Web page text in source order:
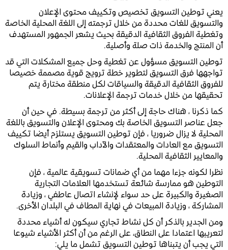
يعني توطين التسويق تخصيص وتكييف محتوى الإعلان
والتسويق للغات محددة من خلال ترجمته إلى اللغة المحلية الخاصة
وتغطية الفروق الثقافية الدقيقة بحيث يشعر الجمهور المستهدف
أن المنتج والخدمة ذات صلة وأصلية.
توطين التسويق مسؤول عن تغطية وحل جميع المشكلات التي قد
تواجهها فرق التسويق لتطوير خطة ترويج قوية مصممة خصيصا
للفروق الثقافية الدقيقة والسياقات لكل منطقة مختارة يتم
تحقيقها من خلال خدمات ترجمة الإعلانات.
كما ذكرنا ، هناك حاجة إلى أكثر من ترجمة بسيطة. في حين أن
جعل عناصر التسويق الخاصة بك ومحتوى الإعلان والتسويق باللغة
المحلية لا يزال ضروريا ، فإن توطين التسويق يستلزم أيضا تكييف
التسويق مع العادات والمعتقدات والآداب والقيم وأنماط السلوك
والمعايير الثقافية المحلية.
نظرا لكونه جزءا مهما من أي ضمانات تسويقية عالمية ، فإن
التوطين هو ممارسة شائعة تستخدمها العلامات التجارية
الصغيرة والكبيرة على حد سواء لإنشاء اتصال عاطفي ، وزيادة
المشاركة ، وزيادة المبيعات في نهاية المطاف في البلدان الأخرى.
ومن الجدير بالذكر أن كل نشاط تجاري سيكون له أشياء محددة
لتعريبها اعتمادا على النطاق، على الرغم من أن أكثر الأشياء شيوعا
التي يجب أن يتبناها توطين التسويق تشمل ما يلي: